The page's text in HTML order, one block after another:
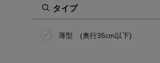
タイプ
薄型 (奥行35cm以下)